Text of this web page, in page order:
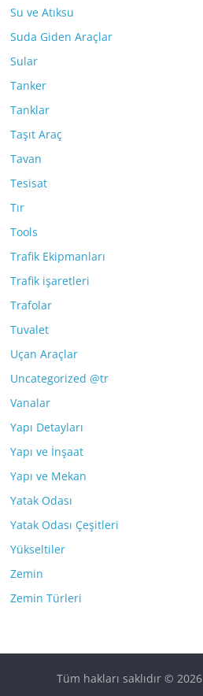
Su ve Atıksu
Suda Giden Araçlar
Sular
Tanker
Tanklar
Taşıt Araç
Tavan
Tesisat
Tır
Tools
Trafik Ekipmanları
Trafik işaretleri
Trafolar
Tuvalet
Uçan Araçlar
Uncategorized @tr
Vanalar
Yapı Detayları
Yapı ve İnşaat
Yapı ve Mekan
Yatak Odası
Yatak Odası Çeşitleri
Yükseltiler
Zemin
Zemin Türleri
Tüm hakları saklıdır © 2026